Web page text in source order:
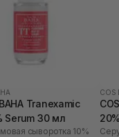
Tranexamic
Serum 30 мл
сыворотка 10%
COS